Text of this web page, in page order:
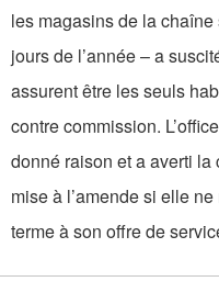
les magasins de la
jours de l’année – a
assurent être les seuls
contre commission.
donné raison et a averti la
mise à l’amende si elle
terme à son offre de